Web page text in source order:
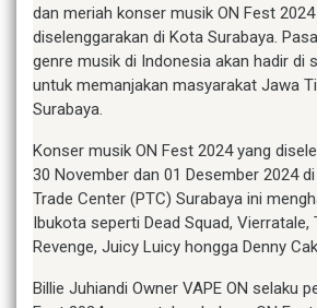
dan meriah konser musik ON Fest 2024
diselenggarakan di Kota Surabaya.
genre musik di Indonesia akan hadir di
untuk memanjakan masyarakat Jawa
Surabaya.
Konser musik ON Fest 2024 yang
30 November dan 01 Desember 2024
Trade Center (PTC) Surabaya ini
Ibukota seperti Dead Squad, Vierratale,
Revenge, Juicy Luicy hongga Denny
Billie Juhiandi Owner VAPE ON selaku